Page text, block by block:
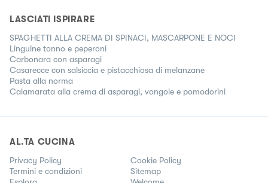
LASCIATI ISPIRARE
SPAGHETTI ALLA CREMA DI SPINACI, MASCARPONE E NOCI
Linguine tonno e peperoni
Carbonara con asparagi
Casarecce con salsiccia e pistacchiosa di melanzane
Pasta alla norma
Calamarata alla crema di asparagi, vongole e pomodorini
AL.TA CUCINA
Privacy Policy
Cookie Policy
Termini e condizioni
Sitemap